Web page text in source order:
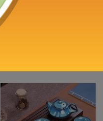
Gaiwan in Porselein
Met de hand geschilderd
200ml